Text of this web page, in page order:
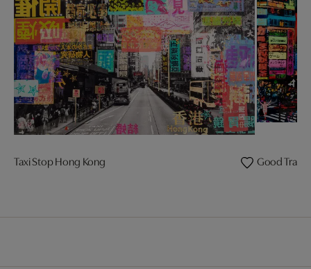
Taxi Stop Hong Kong Good